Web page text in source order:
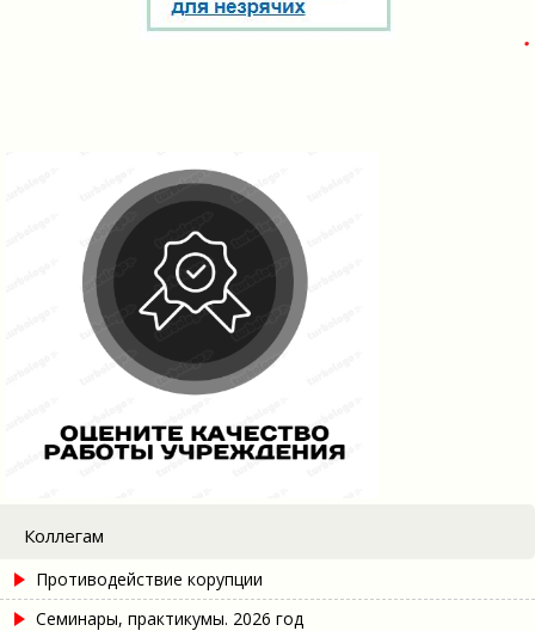
Коллегам
Противодействие корупции
Семинары, практикумы. 2026 год